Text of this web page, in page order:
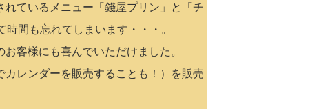
ているメニュー「錢屋プリン」と「チ
間も忘れてしまいます・・・。
客様にも喜んでいただけました。
レンダーを販売することも！）を販売